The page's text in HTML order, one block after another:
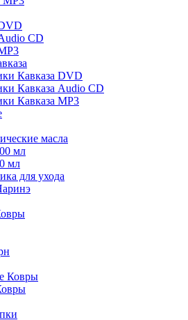
CD
Кавказа DVD
Кавказа Audio CD
Кавказа MP3
масла
мл
мл
для ухода
Ковры